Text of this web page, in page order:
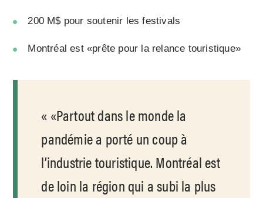
200 M$ pour soutenir les festivals
Montréal est «prête pour la relance touristique»
«Partout dans le monde la
pandémie a porté un coup à
l’industrie touristique. Montréal est
de loin la région qui a subi la plus